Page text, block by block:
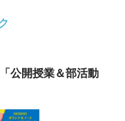
公開授業＆部活動